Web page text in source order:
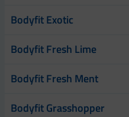
Bodyfit Exotic
Bodyfit Fresh Lime
Bodyfit Fresh Ment
Bodyfit Grasshopper